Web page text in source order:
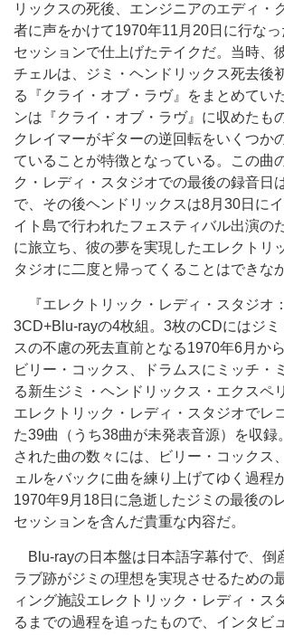
リックスの死後、エンジニアのエディ・
者に声をかけて1970年11月20日に行なっ
セッションで仕上げたテイクだ。当時、
チェルは、ジミ・ヘンドリックス死去後
る『クライ・オブ・ラヴ』をまとめてい
ンは『クライ・オブ・ラヴ』に収めたも
クレイマーがギターの逆回転をいくつか
ていることが特徴となっている。この曲
ク・レディ・スタジオでの最後の録音日
で、その後ヘンドリックスは8月30日に
イト島で行われたフェスティバル出演の
に旅立ち、彼の夢を実現したエレクトリ
タジオに二度と帰ってくることはできな
『エレクトリック・レディ・スタジオ
3CD+Blu-rayの4枚組。3枚のCDにはジミ
スの不慮の死去直前となる1970年6月か
ビリー・コックス、ドラムスにミッチ・
る新生ジミ・ヘンドリックス・エクスペ
エレクトリック・レディ・スタジオでレ
た39曲（うち38曲が未発表音源）を収録
された曲の数々には、ビリー・コックス
ェルをバックに曲を練り上げてゆく過程
1970年9月18日に急逝したジミの最後の
セッションを含んだ貴重な内容だ。
Blu-rayの日本盤は日本語字幕付で、倒
ラブ跡がジミの理想を実現させるための
ィング施設エレクトリック・レディ・ス
るまでの過程を追ったもので、インタビ